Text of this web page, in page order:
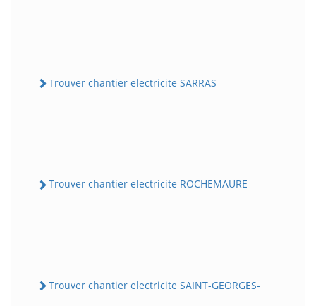
Trouver chantier electricite SARRAS
Trouver chantier electricite ROCHEMAURE
Trouver chantier electricite SAINT-GEORGES-